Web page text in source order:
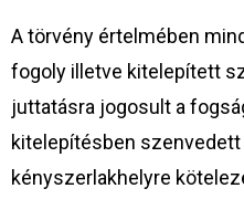
A törvény értelmében
fogoly illetve kitelepített
juttatásra jogosult a
kitelepítésben
kényszerlakhelyre